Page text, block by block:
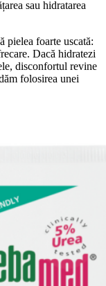
sau hidratarea
pielea foarte uscată:
Dacă hidratezi
disconfortul revine
folosirea unei